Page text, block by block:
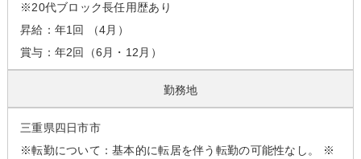
※20代ブロック長任用歴あり
昇給：年1回 （4月）
賞与：年2回（6月・12月）
勤務地
三重県四日市市
※転勤について：基本的に転居を伴う転勤の可能性なし。 ※